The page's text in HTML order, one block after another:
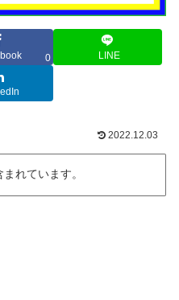
0 LINE
2022.12.03
れています。